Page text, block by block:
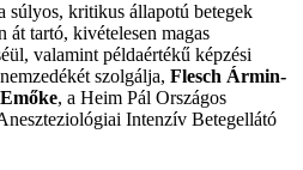
súlyos, kritikus állapotú betegek
át tartó, kivételesen magas
valamint példaértékű képzési
szolgálja, Flesch Ármin-
, a Heim Pál Országos
Intenzív Betegellátó